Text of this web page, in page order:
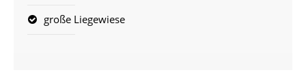
große Liegewiese